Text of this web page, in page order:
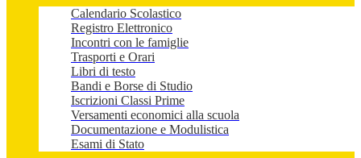
Calendario Scolastico
Registro Elettronico
Incontri con le famiglie
Trasporti e Orari
Libri di testo
Bandi e Borse di Studio
Iscrizioni Classi Prime
Versamenti economici alla scuola
Documentazione e Modulistica
Esami di Stato